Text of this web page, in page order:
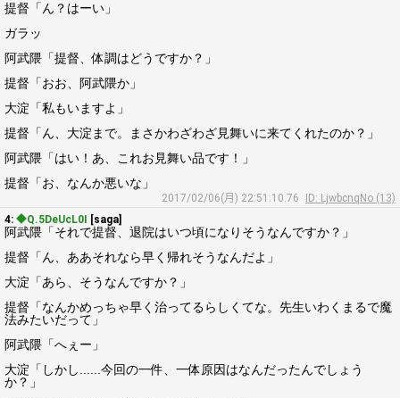
提督「ん？はーい」
ガラッ
阿武隈「提督、体調はどうですか？」
提督「おお、阿武隈か」
大淀「私もいますよ」
提督「ん、大淀まで。まさかわざわざ見舞いに来てくれたのか？」
阿武隈「はい！あ、これお見舞い品です！」
提督「お、なんか悪いな」
2017/02/06(月) 22:51:10.76
ID: LjwbcnqNo (13)
4: ◆Q.5DeUcL0I [saga]
阿武隈「それで提督、退院はいつ頃になりそうなんですか？」
提督「ん、ああそれなら早く帰れそうなんだよ」
大淀「あら、そうなんですか？」
提督「なんかめっちゃ早く治ってるらしくてな。先生いわくまるで魔
法みたいだって」
阿武隈「へぇー」
大淀「しかし......今回の一件、一体原因はなんだったんでしょう
か？」